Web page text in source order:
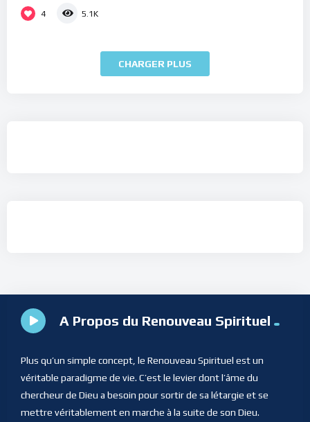
4 5.1K
CHARGER PLUS
A Propos du Renouveau Spirituel
Plus qu’un simple concept, le Renouveau Spirituel est un
véritable paradigme de vie. C’est le levier dont l’âme du
chercheur de Dieu a besoin pour sortir de sa létargie et se
mettre véritablement en marche à la suite de son Dieu.